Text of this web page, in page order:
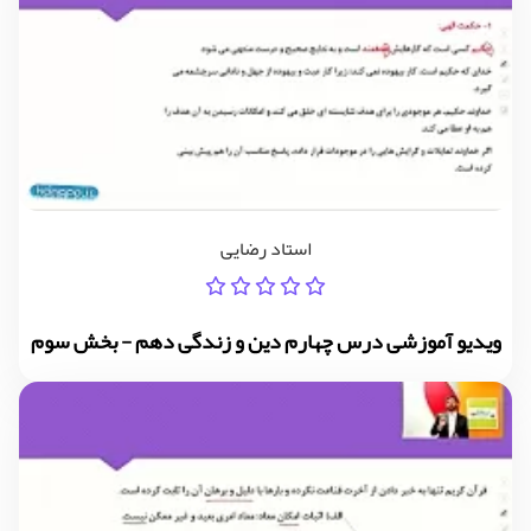
استاد رضایی
ویدیو آموزشی درس چهارم دین و زندگی دهم - بخش سوم